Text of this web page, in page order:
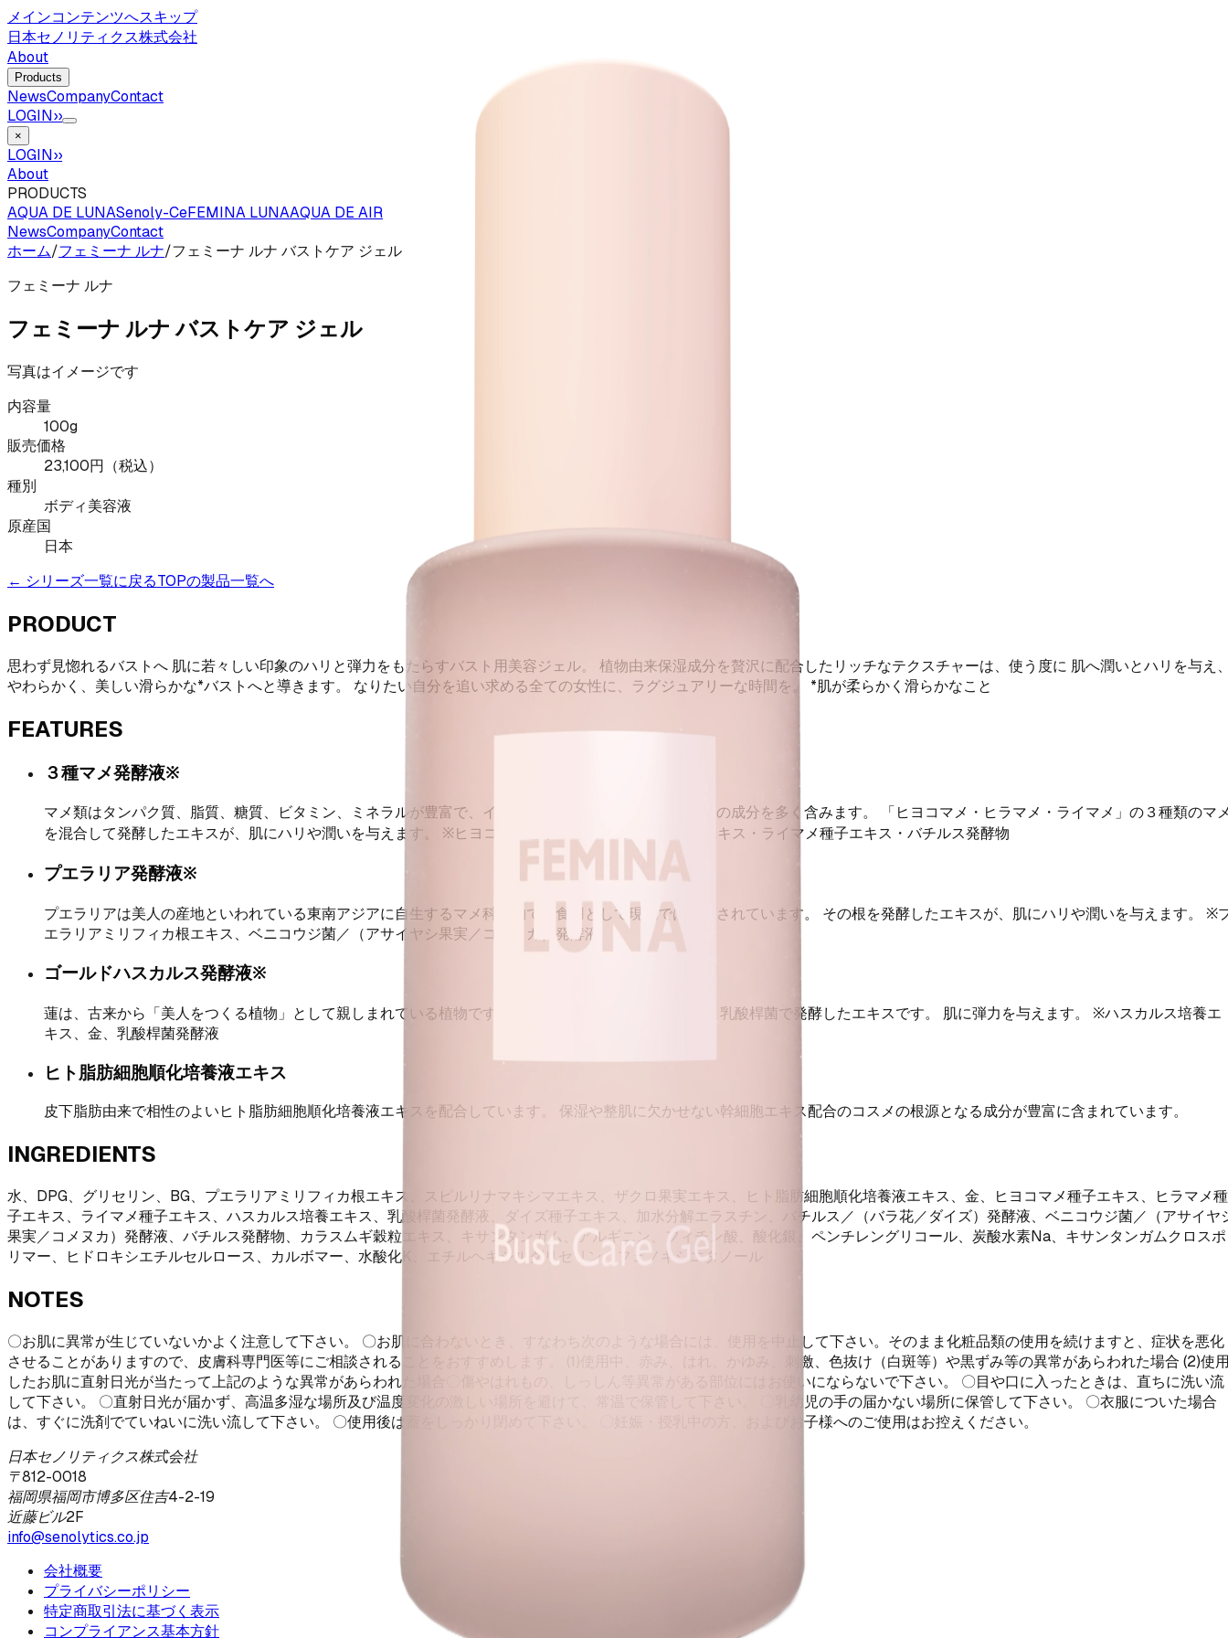
メインコンテンツへスキップ
日本セノリティクス株式会社
About
Products
NewsCompanyContact
LOGIN››
×
LOGIN››
About
PRODUCTS
AQUA DE LUNASenoly-CeFEMINA LUNAAQUA DE AIR
NewsCompanyContact
ホーム/フェミーナ ルナ/フェミーナ ルナ バストケア ジェル
フェミーナ ルナ
フェミーナ ルナ バストケア ジェル
写真はイメージです
内容量
100g
販売価格
23,100円（税込）
種別
ボディ美容液
原産国
日本
← シリーズ一覧に戻るTOPの製品一覧へ
PRODUCT
思わず見惚れるバストへ 肌に若々しい印象のハリと弾力をもたらすバスト用美容ジェル。 植物由来保湿成分を贅沢に配合したリッチなテクスチャーは、使う度に 肌へ潤いとハリを与え
やわらかく、美しい滑らかな*バストへと導きます。 なりたい自分を追い求める全ての女性に、ラグジュアリーな時間を。 *肌が柔らかく滑らかなこと
FEATURES
３種マメ発酵液※
マメ類はタンパク質、脂質、糖質、ビタミン、ミネラルが豊富で、イソフラボンやポリフェノールなどの成分を多く含みます。 「ヒヨコマメ・ヒラマメ・ライマメ」の３種類のマ
を混合して発酵したエキスが、肌にハリや潤いを与えます。 ※ヒヨコマメ種子エキス・ヒラマメ種子エキス・ライマメ種子エキス・バチルス発酵物
プエラリア発酵液※
プエラリアは美人の産地といわれている東南アジアに自生するマメ科植物で、食用として現地では利用されています。 その根を発酵したエキスが、肌にハリや潤いを与えます。 ※
エラリアミリフィカ根エキス、ベニコウジ菌／（アサイヤシ果実／コメヌカ）発酵液
ゴールドハスカルス発酵液※
蓮は、古来から「美人をつくる植物」として親しまれている植物です。 蓮の幹細胞（カルス）を、金と乳酸桿菌で発酵したエキスです。 肌に弾力を与えます。 ※ハスカルス培養エ
キス、金、乳酸桿菌発酵液
ヒト脂肪細胞順化培養液エキス
皮下脂肪由来で相性のよいヒト脂肪細胞順化培養液エキスを配合しています。 保湿や整肌に欠かせない幹細胞エキス配合のコスメの根源となる成分が豊富に含まれています。
INGREDIENTS
水、DPG、グリセリン、BG、プエラリアミリフィカ根エキス、スピルリナマキシマエキス、ザクロ果実エキス、ヒト脂肪細胞順化培養液エキス、金、ヒヨコマメ種子エキス、ヒラマメ種
子エキス、ライマメ種子エキス、ハスカルス培養エキス、乳酸桿菌発酵液、ダイズ種子エキス、加水分解エラスチン、バチルス／（バラ花／ダイズ）発酵液、ベニコウジ菌／（アサイヤ
果実／コメヌカ）発酵液、バチルス発酵物、カラスムギ穀粒エキス、キサンタンガム、アルギニン、フィチン酸、酸化銀、ペンチレングリコール、炭酸水素Na、キサンタンガムクロスポ
リマー、ヒドロキシエチルセルロース、カルボマー、水酸化K、エチルヘキシルグリセリン、フェノキシエタノール
NOTES
〇お肌に異常が生じていないかよく注意して下さい。 〇お肌に合わないとき、すなわち次のような場合には、使用を中止して下さい。そのまま化粧品類の使用を続けますと、症状を悪化
させることがありますので、皮膚科専門医等にご相談されることをおすすめします。 (1)使用中、赤み、はれ、かゆみ、刺激、色抜け（白斑等）や黒ずみ等の異常があらわれた場合 (2)使
したお肌に直射日光が当たって上記のような異常があらわれた場合〇傷やはれもの、しっしん等異常がある部位にはお使いにならないで下さい。 〇目や口に入ったときは、直ちに洗い流
して下さい。 〇直射日光が届かず、高温多湿な場所及び温度変化の激しい場所を避けて、常温で保管して下さい。 〇乳幼児の手の届かない場所に保管して下さい。 〇衣服についた場合
は、すぐに洗剤でていねいに洗い流して下さい。 〇使用後は蓋をしっかり閉めて下さい。 〇妊娠・授乳中の方、およびお子様へのご使用はお控えください。
日本セノリティクス株式会社
〒812-0018
福岡県福岡市博多区住吉4-2-19
近藤ビル2F
info@senolytics.co.jp
会社概要
プライバシーポリシー
特定商取引法に基づく表示
コンプライアンス基本方針